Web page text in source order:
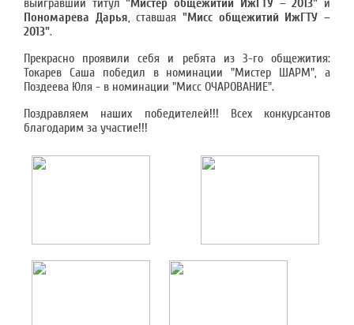
выигравший титул"Мистер общежитий ИжГТУ – 2013" и
Пономарева Дарья, ставшая"Мисс общежитий ИжГТУ –
2013".
Прекрасно проявили себя и ребята из 3-го общежития:
Токарев Саша победил в номинации "Мистер ШАРМ", а
Поздеева Юля - в номинации "Мисс ОЧАРОВАНИЕ".
Поздравляем наших победителей!!! Всех конкурсантов
благодарим за участие!!!